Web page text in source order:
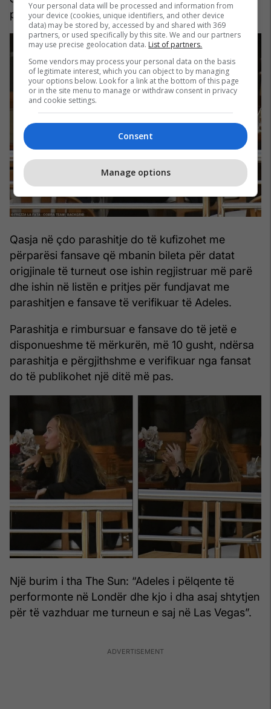
për të blerë bileta për këto koncerte.
Qasja në çdo parashitje do të kufizohet me
përparësi fansave që mbanin bileta për datat
origjinale të turneut ose ishin regjistruar më parë
dhe ishin në listën e pritjes për fundjavat me
parashitjen e fansave të verifikuar të Adeles.
Parashitja e rimbursuar e fansave do të jetë e
disponueshme të mërkurën, më 10 gusht, ndërsa
parashitja e përgjithshme e verifikuar nga fansat
do të publikohet një ditë më pas.
Një burim i tha The Sun: “Adeles i pëlqente të
performonte në Londër dhe kjo i dha asaj shtytjen
për të vazhduar me turneun e saj në Las Vegas”.
Your personal data will be processed and information from
your device (cookies, unique identifiers, and other device
data) may be stored by, accessed by and shared with 369
partners, or used specifically by this site. We and our partners
may use precise geolocation data. List of partners.
Some vendors may process your personal data on the basis
of legitimate interest, which you can object to by managing
your options below. Look for a link at the bottom of this page
or in the site menu to manage or withdraw consent in privacy
and cookie settings.
Consent
Manage options